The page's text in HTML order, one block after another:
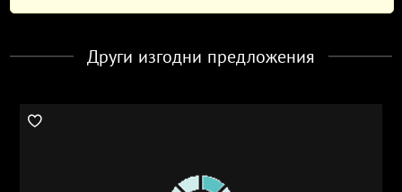
Други изгодни предложения